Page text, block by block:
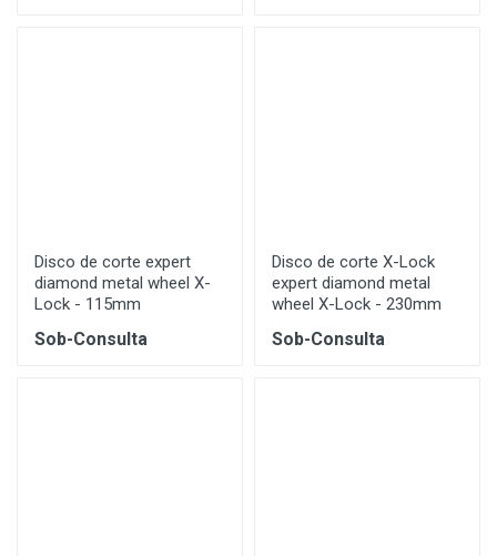
Disco de corte expert
diamond metal wheel X-
Lock - 115mm
Sob-Consulta
Disco de corte X-Lock
expert diamond metal
wheel X-Lock - 230mm
Sob-Consulta